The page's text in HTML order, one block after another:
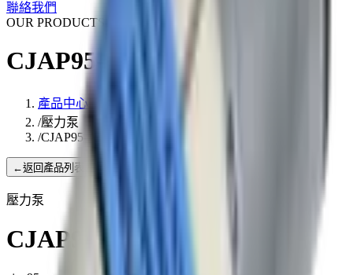
聯絡我們
OUR PRODUCTS
CJAP95-AA
產品中心
/壓力泵
/CJAP95-AA
←返回產品列表
壓力泵
CJAP95-AA